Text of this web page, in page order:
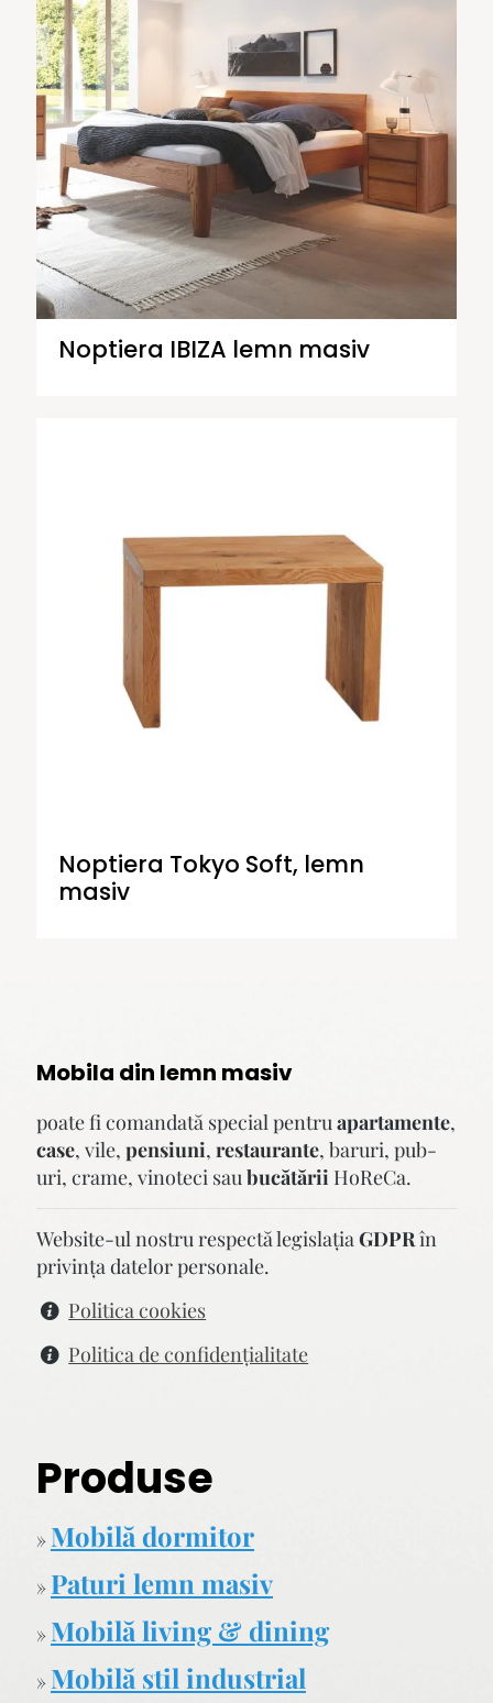
Noptiera IBIZA lemn masiv
Noptiera Tokyo Soft, lemn
masiv
Mobila din lemn masiv
poate fi comandată special pentruapartamente,
case, vile, pensiuni, restaurante, baruri, pub-
uri, crame, vinoteci saubucătării HoReCa.
Website-ul nostru respectă legislaţiaGDPRîn
privinţa datelor personale.
Politica cookies
Politica de confidenţialitate
Produse
» Mobilă dormitor
» Paturi lemn masiv
» Mobilă living & dining
» Mobilă stil industrial